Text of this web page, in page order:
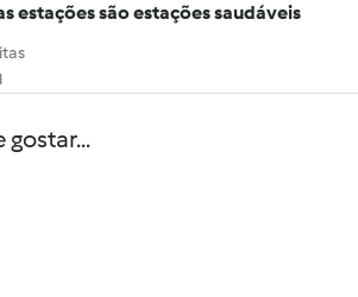
estações são estações saudáveis
gostar...